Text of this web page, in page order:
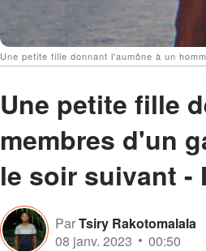
Une petite fille donnant l'aumône à un
Une petite fille
membres d'un
le soir suivant -
ParTsiry Rakotomalala
08 janv. 2023
00:50